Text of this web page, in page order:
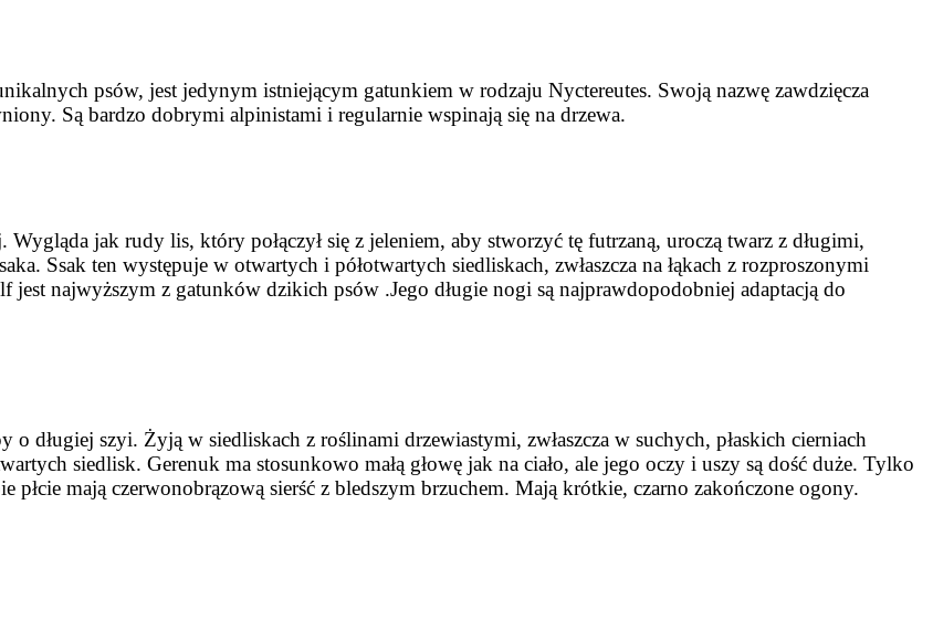
psów, jest jedynym istniejącym gatunkiem w rodzaju Nyctereutes. Swoją nazwę zawdzięcza
Są bardzo dobrymi alpinistami i regularnie wspinają się na drzewa.
jak rudy lis, który połączył się z jeleniem, aby stworzyć tę futrzaną, uroczą twarz z długimi,
Ssak ten występuje w otwartych i półotwartych siedliskach, zwłaszcza na łąkach z rozproszonymi
najwyższym z gatunków dzikich psów .Jego długie nogi są najprawdopodobniej adaptacją do
długiej szyi. Żyją w siedliskach z roślinami drzewiastymi, zwłaszcza w suchych, płaskich cierniach
siedlisk. Gerenuk ma stosunkowo małą głowę jak na ciało, ale jego oczy i uszy są dość duże. Tylko
płcie mają czerwonobrązową sierść z bledszym brzuchem. Mają krótkie, czarno zakończone ogony.